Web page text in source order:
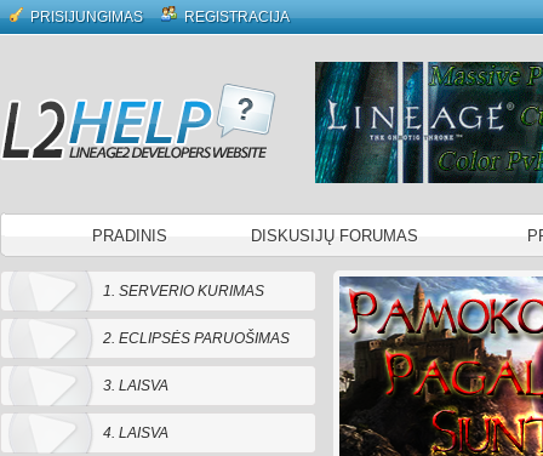
PRISIJUNGIMAS REGISTRACIJA
PRADINIS DISKUSIJŲ FORUMAS
1. SERVERIO KURIMAS
2. ECLIPSĖS PARUOŠIMAS
3. LAISVA
4. LAISVA